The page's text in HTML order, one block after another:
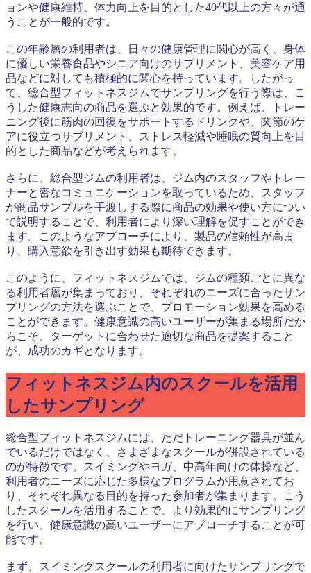
ョンや健康維持、体力向上を目的とした40代以上の方々が通
うことが一般的です。
この年齢層の利用者は、日々の健康管理に関心が高く、身体
に優しい栄養食品やシニア向けのサプリメント、美容ケア用
品などに対しても積極的に関心を持っています。したがっ
て、総合型フィットネスジムでサンプリングを行う際は、こ
うした健康志向の商品を選ぶと効果的です。例えば、トレー
ニング後に筋肉の回復をサポートするドリンクや、関節のケ
アに役立つサプリメント、ストレス軽減や睡眠の質向上を目
的とした商品などが考えられます。
さらに、総合型ジムの利用者は、ジム内のスタッフやトレー
ナーと密なコミュニケーションを取っているため、スタッフ
が商品サンプルを手渡しする際に商品の効果や使い方につい
て説明することで、利用者により深い理解を促すことができ
ます。このようなアプローチにより、製品の信頼性が高ま
り、購入意欲を引き出す効果も期待できます。
このように、フィットネスジムでは、ジムの種類ごとに異な
る利用者層が集まっており、それぞれのニーズに合ったサン
プリングの方法を選ぶことで、プロモーション効果を高める
ことができます。健康意識の高いユーザーが集まる場所だか
らこそ、ターゲットに合わせた適切な商品を提案すること
が、成功のカギとなります。
フィットネスジム内のスクールを活用
したサンプリング
総合型フィットネスジムには、ただトレーニング器具が並ん
でいるだけではなく、さまざまなスクールが併設されている
のが特徴です。スイミングやヨガ、中高年向けの体操など、
利用者のニーズに応じた多様なプログラムが用意されてお
り、それぞれ異なる目的を持った参加者が集まります。こう
したスクールを活用することで、より効果的にサンプリング
を行い、健康意識の高いユーザーにアプローチすることが可
能です。
まず、スイミングスクールの利用者に向けたサンプリングで